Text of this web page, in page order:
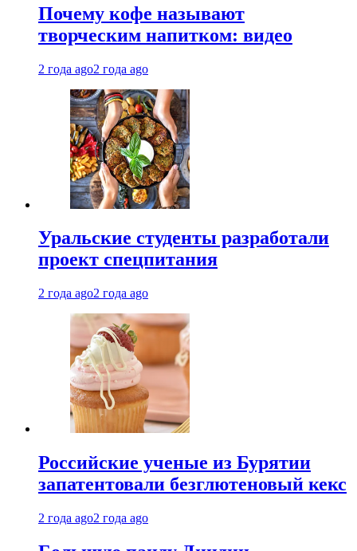
Почему кофе называют
творческим напитком: видео
2 года ago2 года ago
Уральские студенты разработали
проект спецпитания
2 года ago2 года ago
Российские ученые из Бурятии
запатентовали безглютеновый кекс
2 года ago2 года ago